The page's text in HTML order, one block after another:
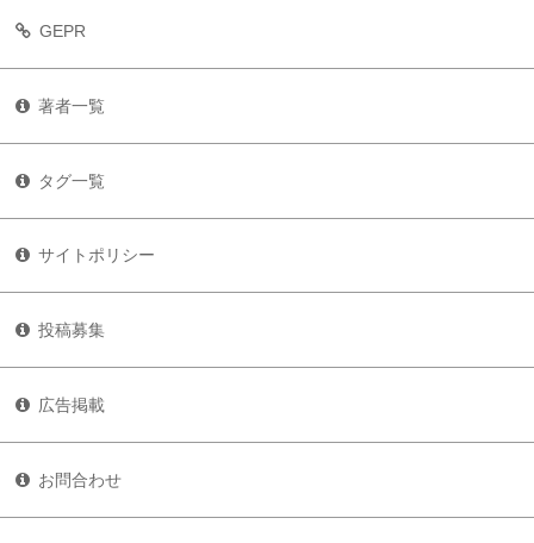
GEPR
著者一覧
タグ一覧
サイトポリシー
投稿募集
広告掲載
お問合わせ